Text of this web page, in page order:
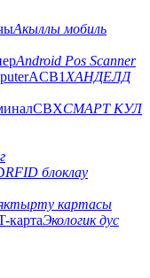
Акыллы мобиль
Android Pos Scanner
ХАНДЕЛД
СМАРТ КУЛ
RFID блоклау
картасы
Экологик дус